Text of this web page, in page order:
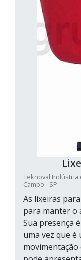
Teknoval Indústria
Campo - SP
As lixeiras
para manter o
Sua presença
uma vez que
movimentação